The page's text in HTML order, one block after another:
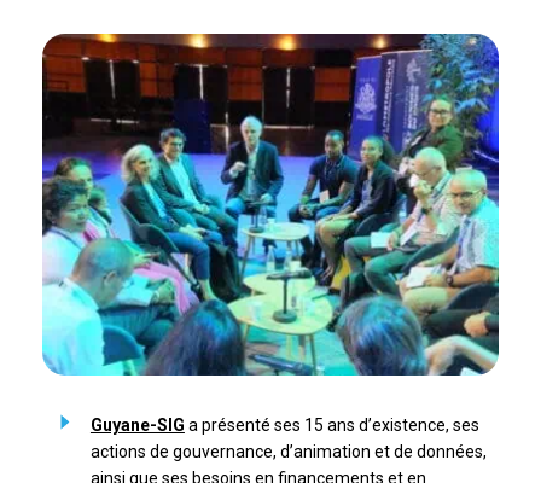
Guyane-SIG a présenté ses 15 ans d’existence, ses
actions de gouvernance, d’animation et de données,
ainsi que ses besoins en financements et en